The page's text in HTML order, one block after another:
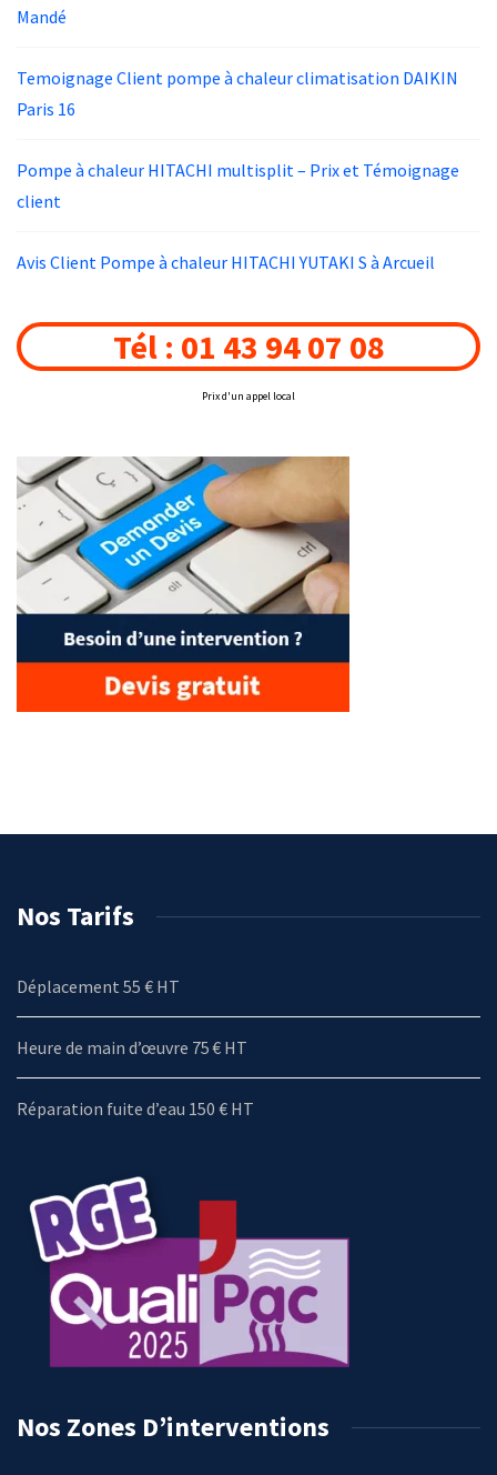
Mandé
Temoignage Client pompe à chaleur climatisation DAIKIN
Paris 16
Pompe à chaleur HITACHI multisplit – Prix et Témoignage
client
Avis Client Pompe à chaleur HITACHI YUTAKI S à Arcueil
Tél : 01 43 94 07 08
Prix d'un appel local
Nos Tarifs
Déplacement 55 € HT
Heure de main d’œuvre 75 € HT
Réparation fuite d’eau 150 € HT
Nos Zones D’interventions